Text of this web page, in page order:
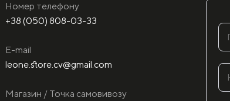
Номер телефону
+38 (050) 808-03-33
E-mail
leone.store.cv@gmail.com
Магазин / Точка самовивозу